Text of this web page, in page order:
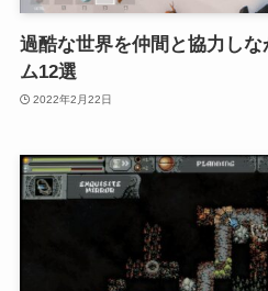
過酷な世界を仲間と協力し
ム12選
2022年2月22日